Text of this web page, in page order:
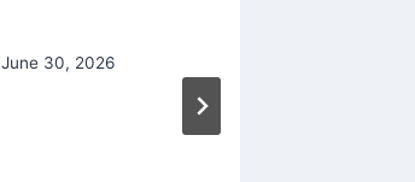
June 30, 2026